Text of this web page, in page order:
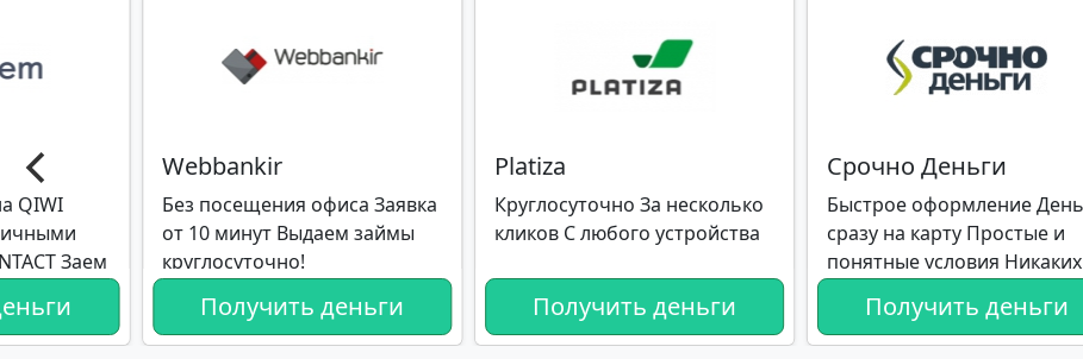
Webbankir
Без посещения офиса Заявка
от 10 минут Выдаем займы
круглосуточно!
Получить деньги
Platiza
Круглосуточно За несколько
кликов С любого устройства
Получить деньги
Срочно Деньги
Быстрое оформление
сразу на карту Простые и
понятные условия Никаких
Получить деньги
QIWI
Заем